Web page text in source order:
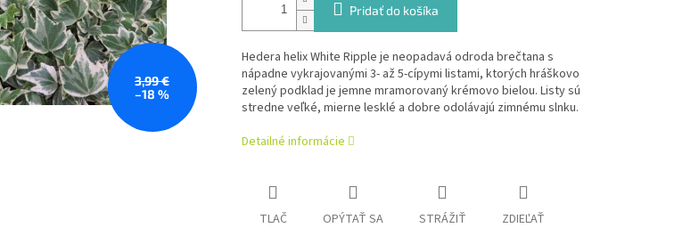
3,99 €
–18 %
Pridať do košíka
Hedera helix White Ripple je neopadavá odroda brečtana s
nápadne vykrajovanými 3- až 5-cípymi listami, ktorých hráškovo
zelený podklad je jemne mramorovaný krémovo bielou. Listy sú
stredne veľké, mierne lesklé a dobre odolávajú zimnému slnku.
Detailné informácie
TLAČ OPÝTAŤ SA STRÁŽIŤ ZDIEĽAŤ